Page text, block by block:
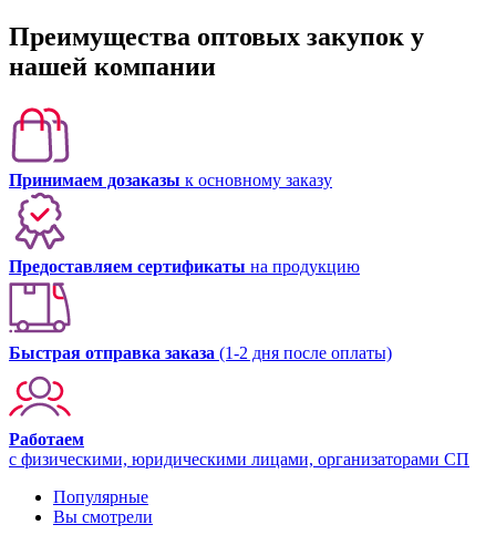
Преимущества оптовых закупок у
нашей компании
Принимаем дозаказы к основному заказу
Предоставляем сертификаты на продукцию
Быстрая отправка заказа (1-2 дня после оплаты)
Работаем
с физическими, юридическими лицами, организаторами СП
Популярные
Вы смотрели